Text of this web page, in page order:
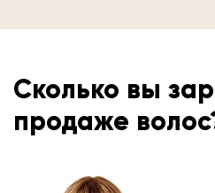
Сколько вы
продаже